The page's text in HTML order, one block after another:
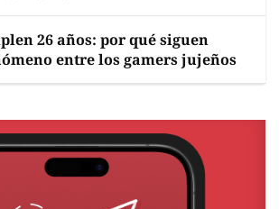
26 años: por qué siguen
entre los gamers jujeños